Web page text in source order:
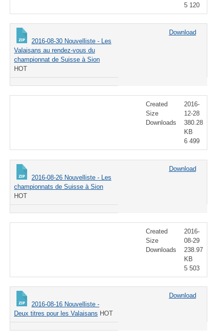
5 120
2016-08-30 Nouvelliste - Les
Valaisans au rendez-vous du
championnat de Suisse à Sion
HOT
Download
Created
Size
Downloads
2016-
12-28
380.28
KB
6 499
2016-08-26 Nouvelliste - Les
championnats de Suisse à Sion
HOT
Download
Created
Size
Downloads
2016-
08-29
238.97
KB
5 503
2016-08-16 Nouvelliste -
Deux titres pour les Valaisans HOT
Download